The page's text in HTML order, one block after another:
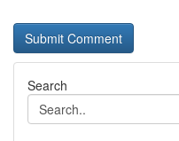
Search